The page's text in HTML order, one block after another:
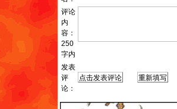
评论
内
容：
250
字内
发表
评
论：